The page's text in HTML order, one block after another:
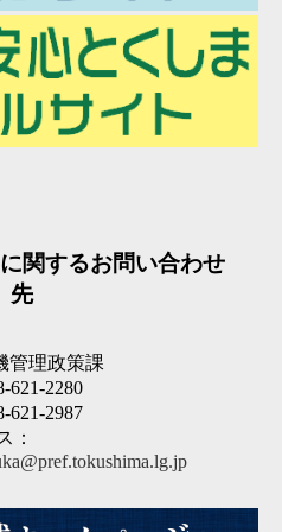
関するお問い合わせ
先
管理政策課
621-2280
621-2987
：